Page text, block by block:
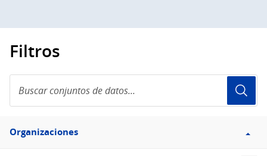
Filtros
conjuntos
de
Filtro
Organizaciones
Organizaciones